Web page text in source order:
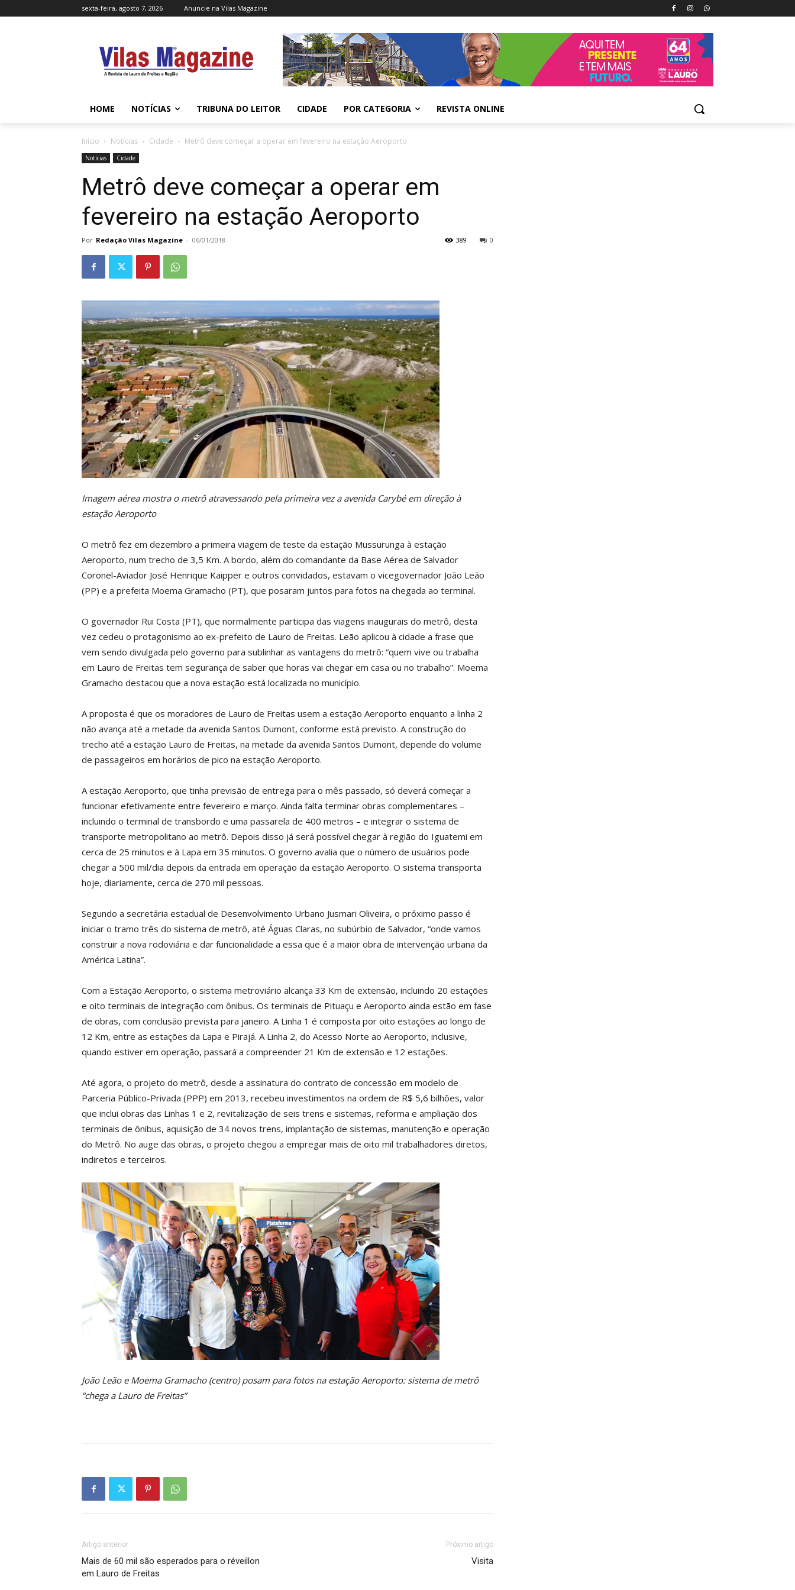
sexta-feira, agosto 7, 2026 Anuncie na Vilas Magazine
HOME NOTÍCIAS TRIBUNA DO LEITOR CIDADE POR CATEGORIA REVISTA ONLINE
Início Notícias Cidade Metrô deve começar a operar em fevereiro na estação Aeroporto
Notícias Cidade
Metrô deve começar a operar em
fevereiro na estação Aeroporto
Por Redação Vilas Magazine - 06/01/2018 0
389
Imagem aérea mostra o metrô atravessando pela primeira vez a avenida Carybé em direção à
estação Aeroporto
O metrô fez em dezembro a primeira viagem de teste da estação Mussurunga à estação
Aeroporto, num trecho de 3,5 Km. A bordo, além do comandante da Base Aérea de Salvador
Coronel-Aviador José Henrique Kaipper e outros convidados, estavam o vicegovernador João Leão
(PP) e a prefeita Moema Gramacho (PT), que posaram juntos para fotos na chegada ao terminal.
O governador Rui Costa (PT), que normalmente participa das viagens inaugurais do metrô, desta
vez cedeu o protagonismo ao ex-prefeito de Lauro de Freitas. Leão aplicou à cidade a frase que
vem sendo divulgada pelo governo para sublinhar as vantagens do metrô: “quem vive ou trabalha
em Lauro de Freitas tem segurança de saber que horas vai chegar em casa ou no trabalho”. Moema
Gramacho destacou que a nova estação está localizada no município.
A proposta é que os moradores de Lauro de Freitas usem a estação Aeroporto enquanto a linha 2
não avança até a metade da avenida Santos Dumont, conforme está previsto. A construção do
trecho até a estação Lauro de Freitas, na metade da avenida Santos Dumont, depende do volume
de passageiros em horários de pico na estação Aeroporto.
A estação Aeroporto, que tinha previsão de entrega para o mês passado, só deverá começar a
funcionar efetivamente entre fevereiro e março. Ainda falta terminar obras complementares –
incluindo o terminal de transbordo e uma passarela de 400 metros – e integrar o sistema de
transporte metropolitano ao metrô. Depois disso já será possível chegar à região do Iguatemi em
cerca de 25 minutos e à Lapa em 35 minutos. O governo avalia que o número de usuários pode
chegar a 500 mil/dia depois da entrada em operação da estação Aeroporto. O sistema transporta
hoje, diariamente, cerca de 270 mil pessoas.
Segundo a secretária estadual de Desenvolvimento Urbano Jusmari Oliveira, o próximo passo é
iniciar o tramo três do sistema de metrô, até Águas Claras, no subúrbio de Salvador, “onde vamos
construir a nova rodoviária e dar funcionalidade a essa que é a maior obra de intervenção urbana da
América Latina”.
Com a Estação Aeroporto, o sistema metroviário alcança 33 Km de extensão, incluindo 20 estações
e oito terminais de integração com ônibus. Os terminais de Pituaçu e Aeroporto ainda estão em fase
de obras, com conclusão prevista para janeiro. A Linha 1 é composta por oito estações ao longo de
12 Km, entre as estações da Lapa e Pirajá. A Linha 2, do Acesso Norte ao Aeroporto, inclusive,
quando estiver em operação, passará a compreender 21 Km de extensão e 12 estações.
Até agora, o projeto do metrô, desde a assinatura do contrato de concessão em modelo de
Parceria Público-Privada (PPP) em 2013, recebeu investimentos na ordem de R$ 5,6 bilhões, valor
que inclui obras das Linhas 1 e 2, revitalização de seis trens e sistemas, reforma e ampliação dos
terminais de ônibus, aquisição de 34 novos trens, implantação de sistemas, manutenção e operação
do Metrô. No auge das obras, o projeto chegou a empregar mais de oito mil trabalhadores diretos,
indiretos e terceiros.
João Leão e Moema Gramacho (centro) posam para fotos na estação Aeroporto: sistema de metrô
“chega a Lauro de Freitas”
Artigo anterior
Mais de 60 mil são esperados para o réveillon
em Lauro de Freitas
Próximo artigo
Visita